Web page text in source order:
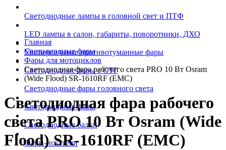
Светодиодные лампы в головной свет и ПТФ
LED лампы в салон, габариты, поворотники, ДХО
Универсальные противотуманные фары
Светодиодные фары с СТГ
Светодиодные фары головного света
Светодиодные фары
Светодиодные балки
Фары-искатели
Главная
Светодиодные фары
Фары для мотоциклов
Светодиодная фара рабочего света PRO 10 Вт Osram
(Wide Flood) SR-1610RF (EMC)
Светодиодная фара рабочего
света PRO 10 Вт Osram (Wide
Flood) SR-1610RF (EMC)